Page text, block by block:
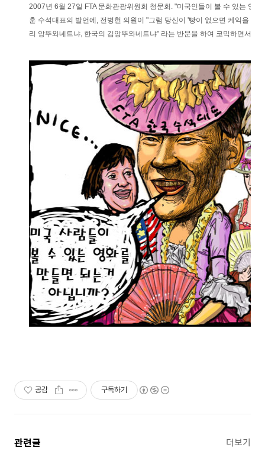
2007년 6월 27일 FTA 문화관광위원회 청문회. "미국인들이 볼 수 있는 영
훈 수석대표의 발언에, 전병헌 의원이 "그럼 당신이 '빵이 없으면 케익을 먹
리 앙뚜와네트냐, 한국의 김앙뚜와네트냐" 라는 반문을 하여 코믹하면서도
공감 구독하기
관련글 더보기